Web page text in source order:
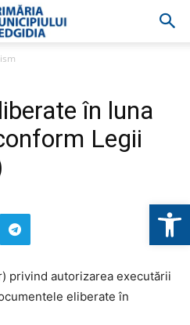
în luna
Legii
privind autorizarea executării
eliberate în